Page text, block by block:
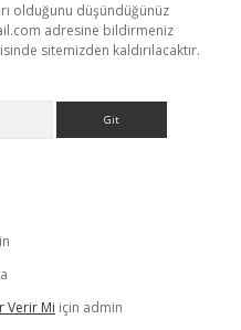
olduğunu düşündüğünüz
adresine bildirmeniz
sitemizden kaldırılacaktır.
Verir Mi için admin